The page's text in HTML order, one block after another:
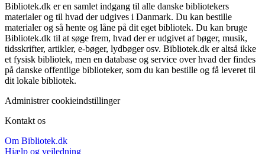
Bibliotek.dk er en samlet indgang til alle danske bibliotekers
materialer og til hvad der udgives i Danmark. Du kan bestille
materialer og så hente og låne på dit eget bibliotek. Du kan bruge
Bibliotek.dk til at søge frem, hvad der er udgivet af bøger, musik,
tidsskrifter, artikler, e-bøger, lydbøger osv. Bibliotek.dk er altså ikke
et fysisk bibliotek, men en database og service over hvad der findes
på danske offentlige biblioteker, som du kan bestille og få leveret til
dit lokale bibliotek.
Administrer cookieindstillinger
Kontakt os
Om Bibliotek.dk
Hjælp og vejledning